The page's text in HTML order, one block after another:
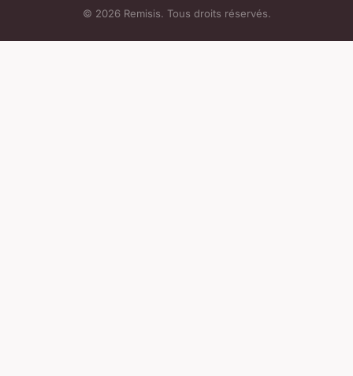
© 2026 Remisis. Tous droits réservés.